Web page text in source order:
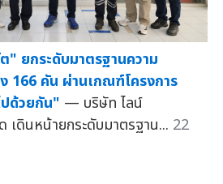
" ยกระดับมาตรฐานความ
166 คัน ผ่านเกณฑ์โครงการ
ด้วยกัน" — บริษัท ไลน์
เดินหน้ายกระดับมาตรฐาน... 22